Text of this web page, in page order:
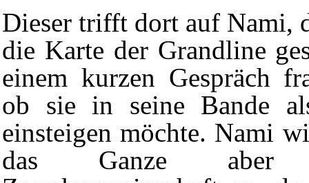
Dieser trifft dort auf Nami,
die Karte der Grandline
einem kurzen Gespräch
ob sie in seine Bande
einsteigen möchte. Nami
das Ganze